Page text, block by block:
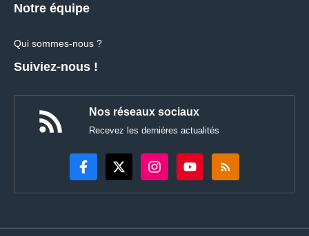
Notre équipe
Qui sommes-nous ?
Suiviez-nous !
Nos réseaux sociaux
Recevez les dernières actualités